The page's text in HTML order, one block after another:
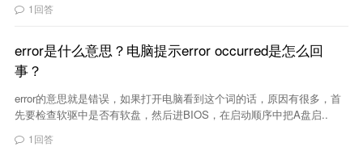
1回答
error是什么意思？电脑提示error occurred是怎么回
事？
error的意思就是错误，如果打开电脑看到这个词的话，原因有很多，首
先要检查软驱中是否有软盘，然后进BIOS，在启动顺序中把A盘启..
1回答